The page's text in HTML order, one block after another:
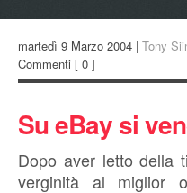
martedì 9 Marzo 2004 | Tony
Commenti [ 0 ]
Su eBay si
Dopo aver letto della
verginità al miglior